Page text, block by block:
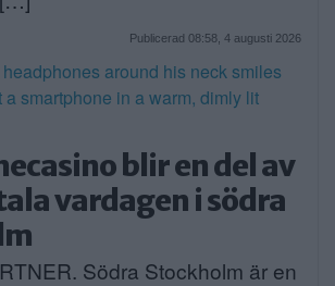
Publicerad 08:58, 4 augusti 2026
blir en del av
vardagen i södra
Södra Stockholm är en